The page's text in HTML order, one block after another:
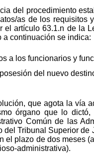
del procedimiento
as de los requisitos
el artículo 63.1.n de la
a continuación se indica:
a los funcionarios y
del nuevo
que agota la vía
órgano que lo
Común de las
del Tribunal Superior
el plazo de dos meses
administrativa).